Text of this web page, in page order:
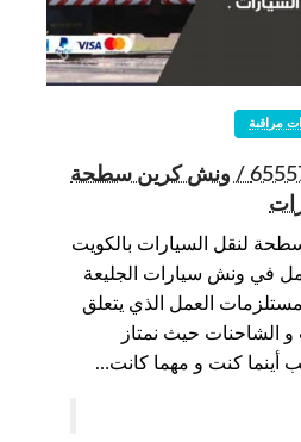
مراقبة
ونش الجليعة / 65557275 / ونش كرين سطحة
لنقل السيارات بالكويت
في ونش سيارات الجليعة
العمل الذي يتعلق
الشاحنات حيث نمتاز
أينما كنت و مهما كانت…